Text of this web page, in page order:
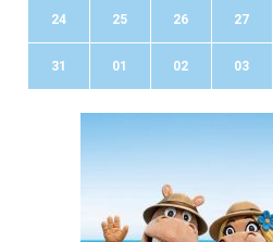
24 25 26 27
31 01 02 03